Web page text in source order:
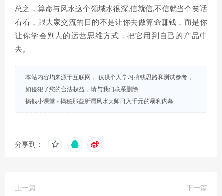
总之，算命与风水这个领域水很深,信就信,不信就当个笑话
看看，跟大家交流的目的不是让你去做算命赚钱，而是你
让你学会别人的运营思维方式，把它用到自己的产品中
去。
本站内容均来源于互联网， 仅供个人学习搞钱思路和测试参考，
如侵犯了您的合法权益，请与我们联系删除
搞钱小课堂 » 揭秘那些所谓风水大师日入千元的暴利内幕
分享到：
上一篇
下一篇